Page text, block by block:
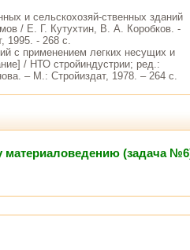
и сельскохозяй-ственных зданий
/ Е. Г. Кутухтин, В. А. Коробков. -
1995. - 268 c.
с применением легких несущих и
/ НТО стройиндустрии; ред.:
– М.: Стройиздат, 1978. – 264 с.
материаловедению (задача